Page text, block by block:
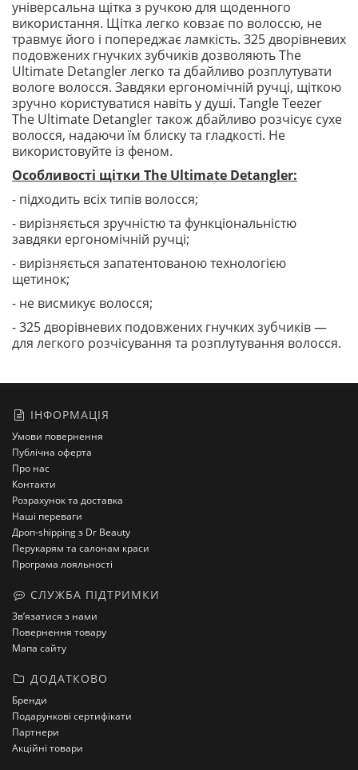
універсальна щітка з ручкою для щоденного
використання. Щітка легко ковзає по волоссю, не
травмує його і попереджає ламкість. 325 дворівневих
подовжених гнучких зубчиків дозволяють The
Ultimate Detangler легко та дбайливо розплутувати
вологе волосся. Завдяки ергономічній ручці, щіткою
зручно користуватися навіть у душі. Tangle Teezer
The Ultimate Detangler також дбайливо розчісує сухе
волосся, надаючи їм блиску та гладкості. Не
використовуйте із феном.
Особливості щітки The Ultimate Detangler:
- підходить всіх типів волосся;
- вирізняється зручністю та функціональністю
завдяки ергономічній ручці;
- вирізняється запатентованою технологією
щетинок;
- не висмикує волосся;
- 325 дворівневих подовжених гнучких зубчиків —
для легкого розчісування та розплутування волосся.
ІНФОРМАЦІЯ
Умови повернення
Публічна оферта
Про нас
Контакти
Розрахунок та доставка
Наші переваги
Дроп-shipping з Dr Beauty
Перукарям та салонам краси
Програма лояльності
СЛУЖБА ПІДТРИМКИ
Зв’язатися з нами
Повернення товару
Мапа сайту
ДОДАТКОВО
Бренди
Подарункові сертифікати
Партнери
Акційні товари